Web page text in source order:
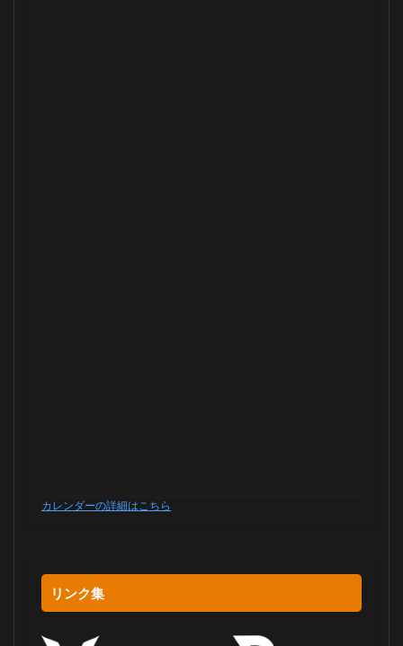
カレンダーの詳細はこちら
リンク集